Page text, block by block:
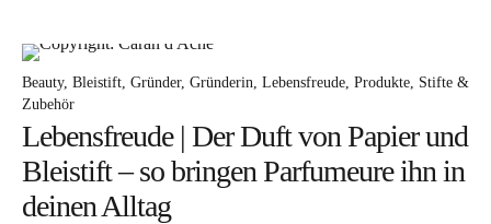
Beauty Bleistift Gründer Gründerin Lebensfreude Produkte Stifte &
Zubehör
Lebensfreude | Der Duft von Papier und
Bleistift – so bringen Parfumeure ihn in
deinen Alltag